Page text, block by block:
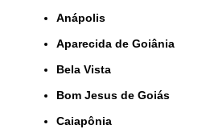
Anápolis
Aparecida de Goiânia
Bela Vista
Bom Jesus de Goiás
Caiapônia